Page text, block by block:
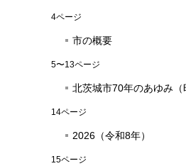
4ページ
市の概要
5〜13ページ
北茨城市70年のあゆみ（
14ページ
2026（令和8年）
15ページ